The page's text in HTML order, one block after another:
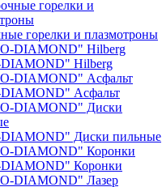
горелки и плазмотроны
Hilberg
Асфальт
Диски пильные
Коронки